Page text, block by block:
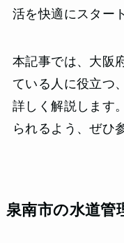
活を快適にスター
本記事では、大阪
ている人に役立つ
詳しく解説します
られるよう、ぜひ
泉南市の水道管